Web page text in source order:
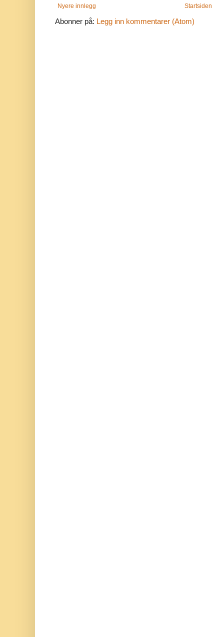
Nyere innlegg Startsiden
Abonner på: Legg inn kommentarer (Atom)